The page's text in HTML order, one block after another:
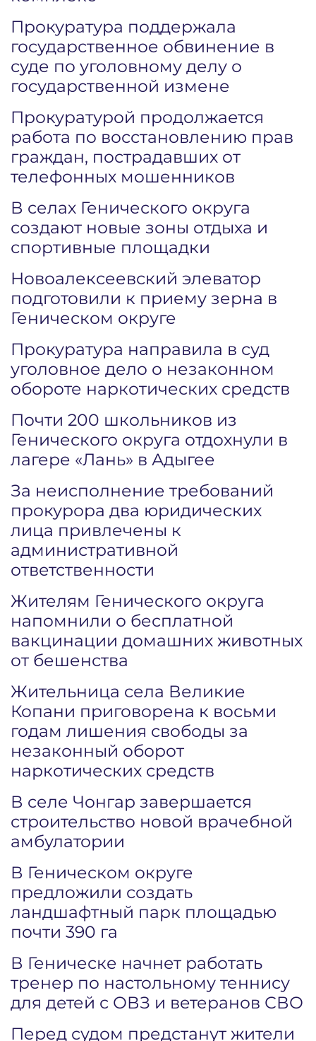
Прокуратура поддержала
государственное обвинение в
суде по уголовному делу о
государственной измене
Прокуратурой продолжается
работа по восстановлению прав
граждан, пострадавших от
телефонных мошенников
В селах Генического округа
создают новые зоны отдыха и
спортивные площадки
Новоалексеевский элеватор
подготовили к приему зерна в
Геническом округе
Прокуратура направила в суд
уголовное дело о незаконном
обороте наркотических средств
Почти 200 школьников из
Генического округа отдохнули в
лагере «Лань» в Адыгее
За неисполнение требований
прокурора два юридических
лица привлечены к
административной
ответственности
Жителям Генического округа
напомнили о бесплатной
вакцинации домашних животных
от бешенства
Жительница села Великие
Копани приговорена к восьми
годам лишения свободы за
незаконный оборот
наркотических средств
В селе Чонгар завершается
строительство новой врачебной
амбулатории
В Геническом округе
предложили создать
ландшафтный парк площадью
почти 390 га
В Геническе начнет работать
тренер по настольному теннису
для детей с ОВЗ и ветеранов СВО
Перед судом предстанут жители